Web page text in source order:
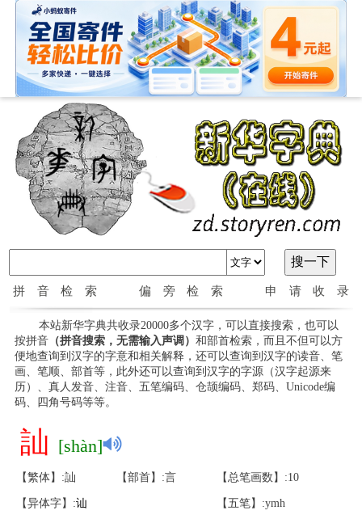
拼音检索 偏旁检索 申请收录
本站新华字典共收录20000多个汉字，可以直接搜索，也可以
按拼音（拼音搜索，无需输入声调） 和部首检索，而且不但可以方
便地查询到汉字的字意和相关解释，还可以查询到汉字的读音、笔
画、笔顺、部首等，此外还可以查询到汉字的字源（汉字起源来
历）、真人发音、注音、五笔编码、仓颉编码、郑码、Unicode编
码、四角号码等等。
訕 [shàn]
【繁体】:訕 【部首】:言 【总笔画数】:10
【异体字】:讪 【五笔】:ymh